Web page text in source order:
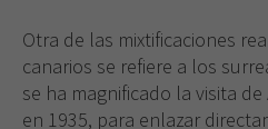
Otra de las mixtificaciones
canarios se refiere a los
se ha magnificado la visita
en 1935, para enlazar